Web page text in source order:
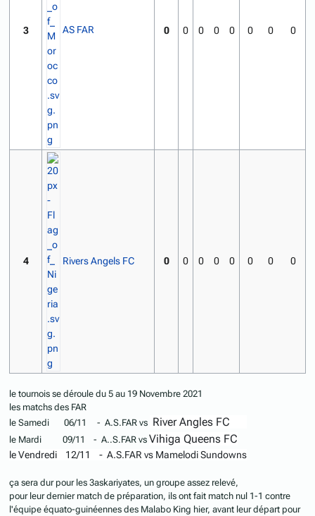
3 AS FAR 0 0 0 0 0 0 0 0
4 Rivers Angels FC 0 0 0 0 0 0 0 0
le tournois se déroule du 5 au 19 Novembre 2021
les matchs des FAR
le Samedi 06/11 - A.S.FAR vs River Angles FC
le Mardi 09/11 - A..S.FAR vs Vihiga Queens FC
le Vendredi 12/11 - A.S.FAR vs Mamelodi Sundowns
ça sera dur pour les 3askariyates, un groupe assez relevé,
pour leur dernier match de préparation, ils ont fait match nul 1-1 contre
l'équipe équato-guinéennes des Malabo King hier, avant leur départ pour